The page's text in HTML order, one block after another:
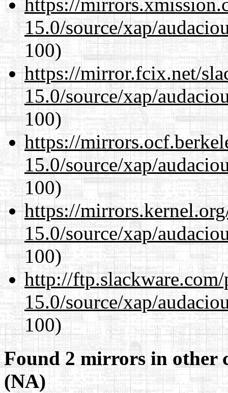
15.0/source/xap/
100)
https://mirror.fcix.net/
15.0/source/xap/
100)
https://
15.0/source/xap/
100)
https://
15.0/source/xap/
100)
http://
15.0/source/xap/
100)
Found 2 mirrors in other
(NA)